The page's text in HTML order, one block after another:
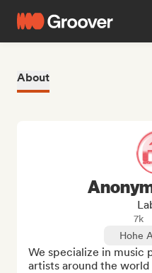
About
7k
Hohe
We specialize in music
artists around the world